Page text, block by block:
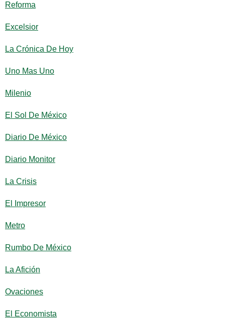
Reforma
Excelsior
La Crónica De Hoy
Uno Mas Uno
Milenio
El Sol De México
Diario De México
Diario Monitor
La Crisis
El Impresor
Metro
Rumbo De México
La Afición
Ovaciones
El Economista